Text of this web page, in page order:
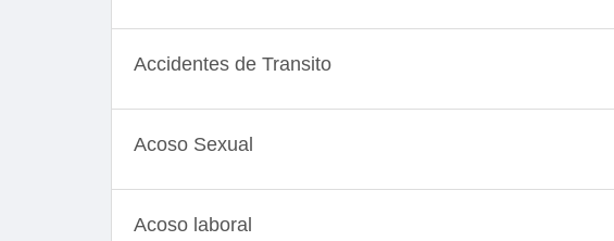
Accidentes de Transito
Acoso Sexual
Acoso laboral